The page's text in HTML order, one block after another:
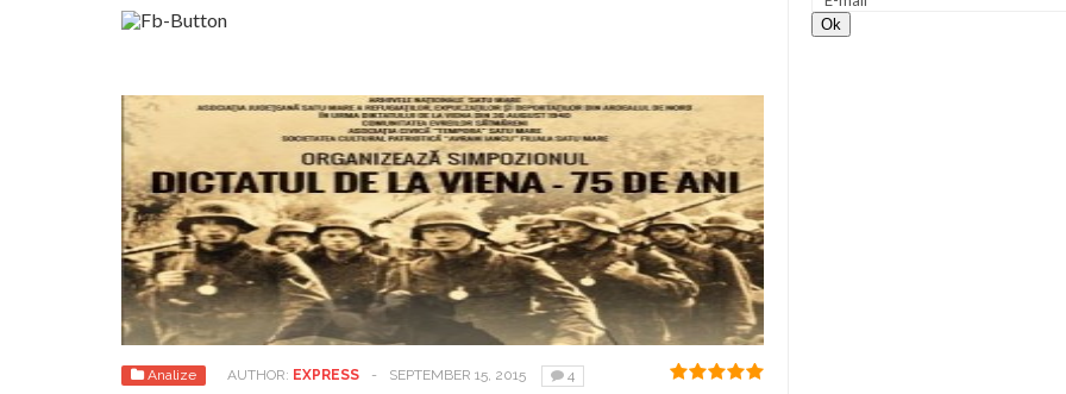
Analize AUTHOR: EXPRESS - SEPTEMBER 15, 2015 4